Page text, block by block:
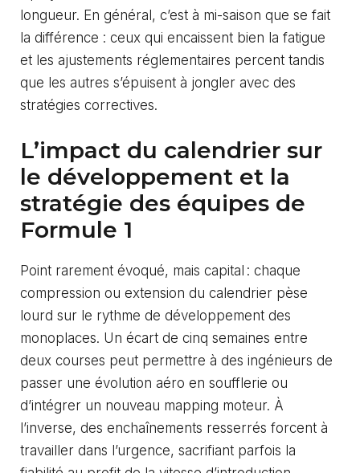
longueur. En général, c’est à mi-saison que se fait
la différence : ceux qui encaissent bien la fatigue
et les ajustements réglementaires percent tandis
que les autres s’épuisent à jongler avec des
stratégies correctives.
L’impact du calendrier sur
le développement et la
stratégie des équipes de
Formule 1
Point rarement évoqué, mais capital : chaque
compression ou extension du calendrier pèse
lourd sur le rythme de développement des
monoplaces. Un écart de cinq semaines entre
deux courses peut permettre à des ingénieurs de
passer une évolution aéro en soufflerie ou
d’intégrer un nouveau mapping moteur. À
l’inverse, des enchaînements resserrés forcent à
travailler dans l’urgence, sacrifiant parfois la